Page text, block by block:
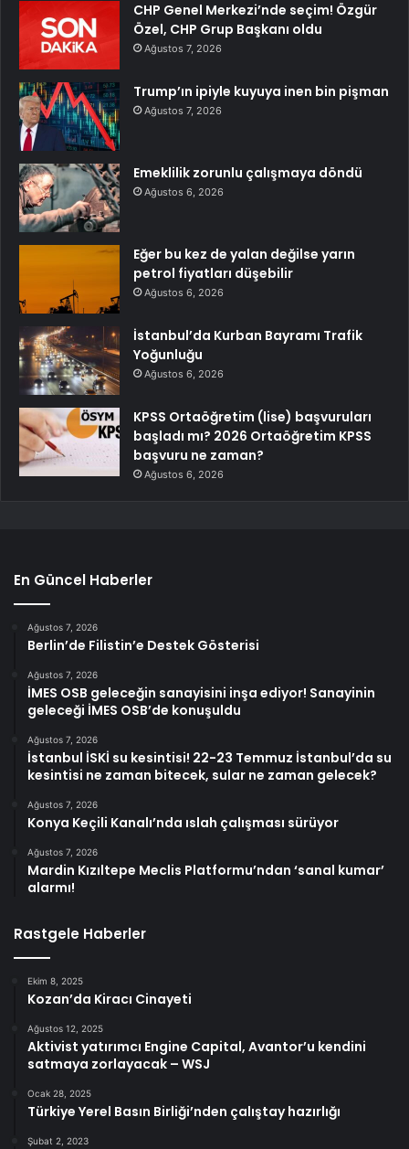
CHP Genel Merkezi’nde seçim! Özgür
Özel, CHP Grup Başkanı oldu
Ağustos 7, 2026
Trump’ın ipiyle kuyuya inen bin pişman
Ağustos 7, 2026
Emeklilik zorunlu çalışmaya döndü
Ağustos 6, 2026
Eğer bu kez de yalan değilse yarın
petrol fiyatları düşebilir
Ağustos 6, 2026
İstanbul’da Kurban Bayramı Trafik
Yoğunluğu
Ağustos 6, 2026
KPSS Ortaöğretim (lise) başvuruları
başladı mı? 2026 Ortaöğretim KPSS
başvuru ne zaman?
Ağustos 6, 2026
En Güncel Haberler
Ağustos 7, 2026
Berlin’de Filistin’e Destek Gösterisi
Ağustos 7, 2026
İMES OSB geleceğin sanayisini inşa ediyor! Sanayinin
geleceği İMES OSB’de konuşuldu
Ağustos 7, 2026
İstanbul İSKİ su kesintisi! 22-23 Temmuz İstanbul’da su
kesintisi ne zaman bitecek, sular ne zaman gelecek?
Ağustos 7, 2026
Konya Keçili Kanalı’nda ıslah çalışması sürüyor
Ağustos 7, 2026
Mardin Kızıltepe Meclis Platformu’ndan ‘sanal kumar’
alarmı!
Rastgele Haberler
Ekim 8, 2025
Kozan’da Kiracı Cinayeti
Ağustos 12, 2025
Aktivist yatırımcı Engine Capital, Avantor’u kendini
satmaya zorlayacak – WSJ
Ocak 28, 2025
Türkiye Yerel Basın Birliği’nden çalıştay hazırlığı
Şubat 2, 2023